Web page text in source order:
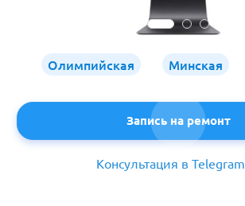
Олимпийская Минская
Запись на ремонт
Консультация в Telegram